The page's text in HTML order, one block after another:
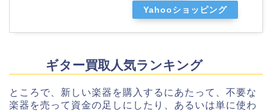
Yahooショッピング
ギター買取人気ランキング
ところで、新しい楽器を購入するにあたって、不要な
楽器を売って資金の足しにしたり、あるいは単に使わ